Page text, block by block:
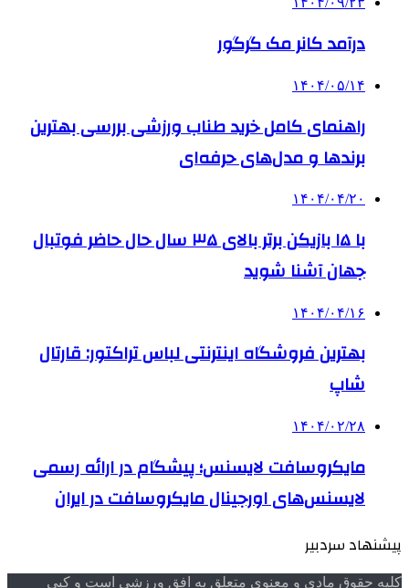
درآمد کانر مک گرگور
۱۴۰۴/۰۵/۱۴
راهنمای کامل خرید طناب ورزشی بررسی بهترین
برندها و مدل‌های حرفه‌ای
۱۴۰۴/۰۴/۲۰
با ۱۵ بازیکن برتر بالای ۳۵ سال حال حاضر فوتبال
جهان آشنا شوید
۱۴۰۴/۰۴/۱۶
بهترین فروشگاه اینترنتی لباس تراکتور: قارتال
شاپ
۱۴۰۴/۰۲/۲۸
مایکروسافت لایسنس؛ پیشگام در ارائه رسمی
لایسنس‌های اورجینال مایکروسافت در ایران
پیشنهاد سردبیر
کلیه حقوق مادی و معنوی متعلق به افق ورزشی است و کپی